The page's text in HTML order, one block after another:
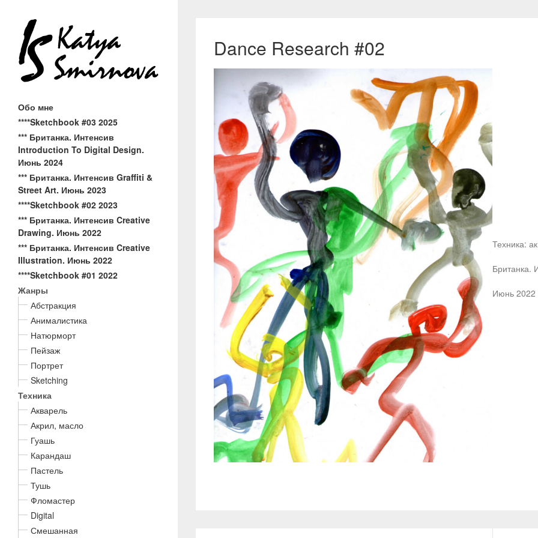
Обо мне
****Sketchbook #03 2025
*** Британка. Интенсив
Introduction To Digital Design.
Июнь 2024
*** Британка. Интенсив Graffiti &
Street Art. Июнь 2023
****Sketchbook #02 2023
*** Британка. Интенсив Creative
Drawing. Июнь 2022
*** Британка. Интенсив Creative
Illustration. Июнь 2022
****Sketchbook #01 2022
Жанры
Абстракция
Анималистика
Натюрморт
Пейзаж
Портрет
Sketching
Техника
Акварель
Акрил, масло
Гуашь
Карандаш
Пастель
Тушь
Фломастер
Digital
Смешанная
Dance Research #02
Техника:
Британка.
Июнь 2022